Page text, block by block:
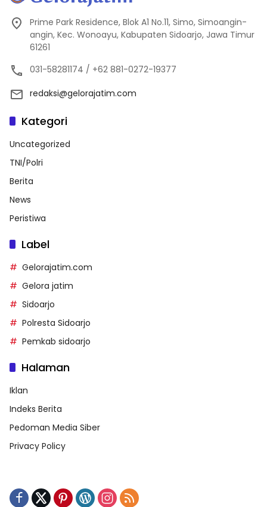
Prime Park Residence, Blok A1 No.11, Simo, Simoangin-
angin, Kec. Wonoayu, Kabupaten Sidoarjo, Jawa Timur
61261
031-58281174 / +62 881-0272-19377
redaksi@gelorajatim.com
Kategori
Uncategorized
TNI/Polri
Berita
News
Peristiwa
Label
Gelorajatim.com
Gelora jatim
Sidoarjo
Polresta Sidoarjo
Pemkab sidoarjo
Halaman
Iklan
Indeks Berita
Pedoman Media Siber
Privacy Policy